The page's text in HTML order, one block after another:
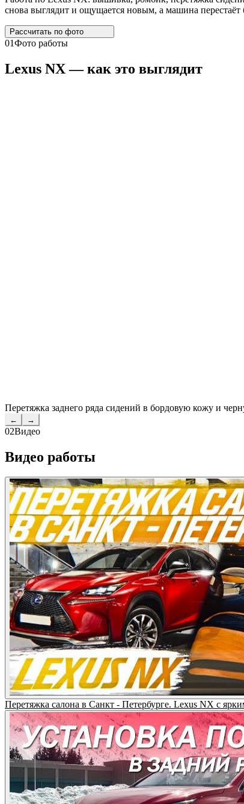
снова выглядит и ощущается новым, а машина перестаёт
Рассчитать по фото
01Фото работы
Lexus NX— как это выглядит
Перетяжка заднего ряда сидений в бордовую кожу и
← →
02Видео
Видео работы
Перетяжка салона в Санкт - Петербурге. Lexus NX